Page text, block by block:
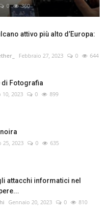
0 360
attivo più alto d’Europa:
Febbraio 27, 2023 0 644
di Fotografia
10, 2023 0 899
25, 2023 0 635
attacchi informatici nel
Gennaio 20, 2023 0 810